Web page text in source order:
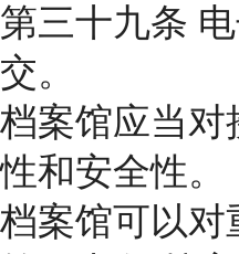
第三十九条
交。
档案馆应当对
性和安全性。
档案馆可以对